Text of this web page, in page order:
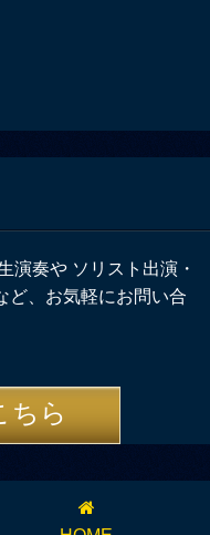
演奏や ソリスト出演・
ど、お気軽にお問い合
ちら